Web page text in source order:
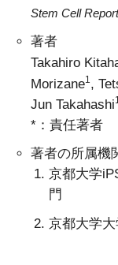
Stem Cell
著者
Takahiro
Morizane1 ,
Jun Takahashi
*：責任著者
著者の所属機
京都大学
門
京都大学